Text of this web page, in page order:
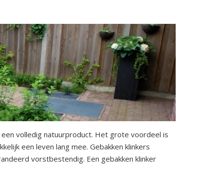
volledig natuurproduct. Het grote voordeel is
een leven lang mee. Gebakken klinkers
vorstbestendig. Een gebakken klinker